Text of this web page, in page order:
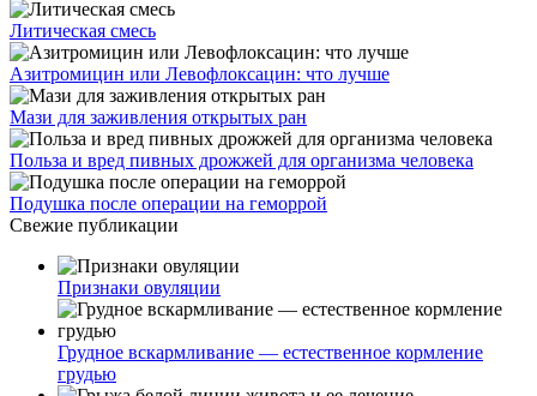
Литическая смесь
Азитромицин или Левофлоксацин: что лучше
Мази для заживления открытых ран
Польза и вред пивных дрожжей для организма человека
Подушка после операции на геморрой
Свежие публикации
Признаки овуляции
Грудное вскармливание — естественное кормление
грудью